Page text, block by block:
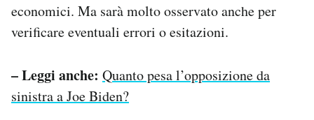
economici. Ma sarà molto osservato anche per
verificare eventuali errori o esitazioni.
– Leggi anche: Quanto pesa l’opposizione da
sinistra a Joe Biden?